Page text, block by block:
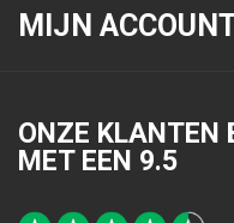
MIJN
ONZE KLANTEN
MET EEN 9.5